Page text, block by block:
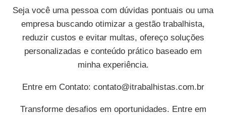
Seja você uma pessoa com dúvidas pontuais ou uma
empresa buscando otimizar a gestão trabalhista,
reduzir custos e evitar multas, ofereço soluções
personalizadas e conteúdo prático baseado em
minha experiência.
Entre em Contato: contato@itrabalhistas.com.br
Transforme desafios em oportunidades. Entre em